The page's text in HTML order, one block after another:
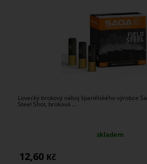
Lovecký brokový náboj španělského výrobce
Steel Shot, broková ...
skladem
12,60 Kč